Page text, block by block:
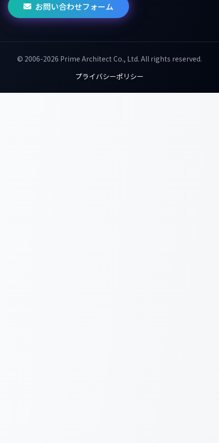
お問い合わせフォーム
© 2006-2026 Prime Architect Co., Ltd. All rights reserved.
プライバシーポリシー